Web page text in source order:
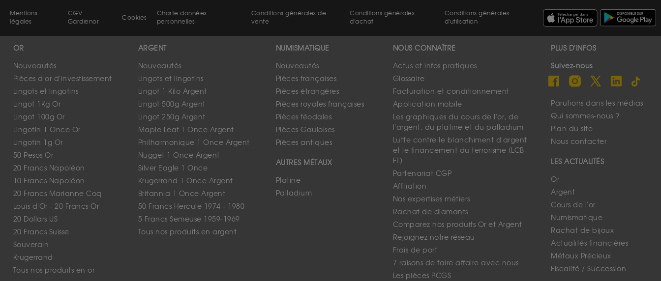
Mentions
légales
CGV
Gardienor
Cookies
Charte données
personnelles
Conditions générales de
vente
Conditions générales
d'achat
Conditions générales
d'utilisation
OR
Nouveautés
Pièces d'or d'investissement
Lingots et lingotins
Lingot 1Kg Or
Lingot 100g Or
Lingotin 1 Once Or
Lingotin 1g Or
50 Pesos Or
20 Francs Napoléon
10 Francs Napoléon
20 Francs Marianne Coq
Louis d'Or - 20 Francs Or
20 Dollars US
20 Francs Suisse
Souverain
Krugerrand
Tous nos produits en or
ARGENT
Nouveautés
Lingots et lingotins
Lingot 1 Kilo Argent
Lingot 500g Argent
Lingot 250g Argent
Maple Leaf 1 Once Argent
Philharmonique 1 Once Argent
Nugget 1 Once Argent
Silver Eagle 1 Once
Krugerrand 1 Once Argent
Britannia 1 Once Argent
50 Francs Hercule 1974 - 1980
5 Francs Semeuse 1959-1969
Tous nos produits en argent
NUMISMATIQUE
Nouveautés
Pièces françaises
Pièces étrangères
Pièces royales françaises
Pièces féodales
Pièces Gauloises
Pièces antiques
AUTRES MÉTAUX
Platine
Palladium
NOUS CONNAÎTRE
Actus et infos pratiques
Glossaire
Facturation et conditionnement
Application mobile
Les graphiques du cours de l'or, de
l'argent, du platine et du palladium
Lutte contre le blanchiment d'argent
et le financement du terrorisme (LCB-
FT)
Partenariat CGP
Affiliation
Nos expertises métiers
Rachat de diamants
Comparez nos produits Or et Argent
Rejoignez notre réseau
Frais de port
7 raisons de faire affaire avec nous
Les pièces PCGS
PLUS D'INFOS
Suivez-nous
Parutions dans les médias
Qui sommes-nous ?
Plan du site
Nous contacter
LES ACTUALITÉS
Or
Argent
Cours de l'or
Numismatique
Rachat de bijoux
Actualités financières
Métaux Précieux
Fiscalité / Succession